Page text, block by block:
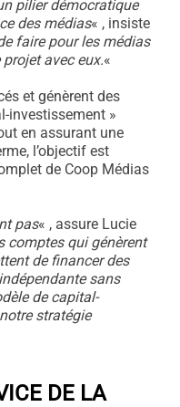
pilier démocratique
des médias« , insiste
faire pour les médias
avec eux.«
et génèrent des
investissement »
en assurant une
l’objectif est
de Coop Médias
pas« , assure Lucie
comptes qui génèrent
de financer des
sans
de capital-
stratégie
DE LA